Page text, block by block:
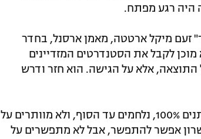
היה רגע מפתח.
זעם מיקל ארטטה, מאמן ארסנל, בחדר
מוכן לקבל את הסטנדרטים המזדיינים
אלא על הגישה. הוא חזר ודרש
ואילו סטנדרטים הוא דרש? קודם כל התנהגותיים: נותנים 100%, נלחמים עד הסוף, ולא מוותרים על
אפשר להתפשר, אבל לא מתפשרים על